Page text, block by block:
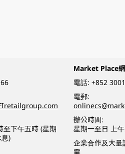
至下午五時 (星期
)
Market Place
電話:+852
電郵:
辦公時間:
星期一至日 上
企業合作及大量
電